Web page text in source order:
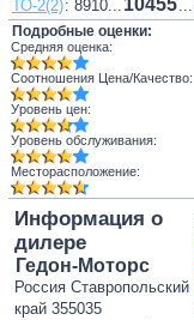
ТО-2(2): 8910... 10455
Подробные оценки:
Средняя оценка:
Соотношения Цена/Качество:
Уровень цен:
Уровень обслуживания:
Месторасположение:
Информация о
дилере
Гедон-Моторс
Россия Ставропольский
край 355035